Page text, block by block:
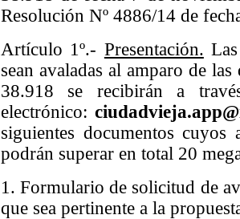
Resolución Nº 4886/14 de
Artículo 1º.- Presentación.
sean avaladas al amparo de
38.918 se recibirán a
electrónico:
siguientes documentos
podrán superar en total 20
1. Formulario de solicitud de
que sea pertinente a la